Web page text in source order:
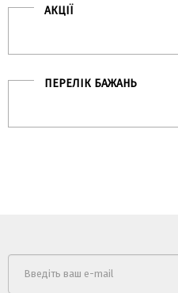
АКЦІЇ
ПЕРЕЛІК БАЖАНЬ